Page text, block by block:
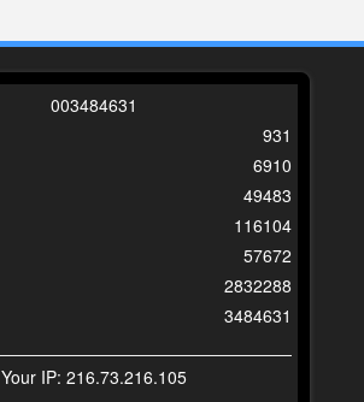
003484631
931
6910
49483
116104
57672
2832288
3484631
Your IP: 216.73.216.105